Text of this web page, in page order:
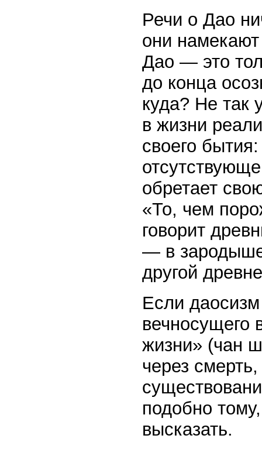
Речи о Дао
они
Дао — это
до конца
куда? Не так
в жизни
своего
обретает
«То, чем
говорит
— в
другой
Если
вечносущего
жизни» (чан
через
подобно
высказать.